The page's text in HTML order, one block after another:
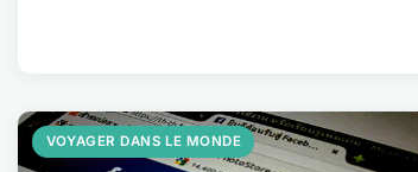
VOYAGER DANS LE MONDE